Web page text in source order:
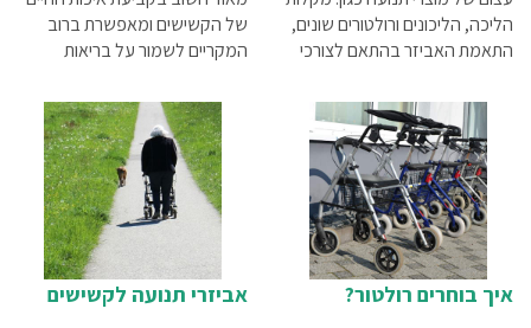
הליכה, הליכונים ורולטורים שונים,
התאמת האביזר בהתאם לצורכי
מאמר הסבר קצר על כל אחד
מהאביזרים.
של הקשישים ומאפשרת ברוב
המקריים לשמור על בריאות
איך בוחרים רולטור? אביזרי תנועה לקשישים